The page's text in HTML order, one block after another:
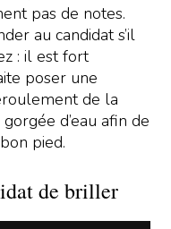
pas de notes.
au candidat s’il
: il est fort
poser une
de la
d’eau afin de
pied.
de briller